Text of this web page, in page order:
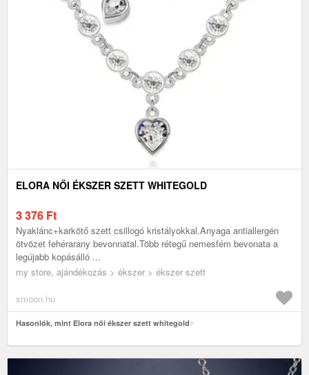
ELORA NŐI ÉKSZER SZETT WHITEGOLD
3 376 Ft
Nyaklánc+karkötő szett csillogó kristályokkal.Anyaga antiallergén
ötvözet fehérarany bevonnatal.Több rétegű nemesfém bevonata a
legújabb kopásálló ...
my store, ajándékozás > ékszer > ékszer szett
smoon.hu
Hasonlók, mint Elora női ékszer szett whitegold